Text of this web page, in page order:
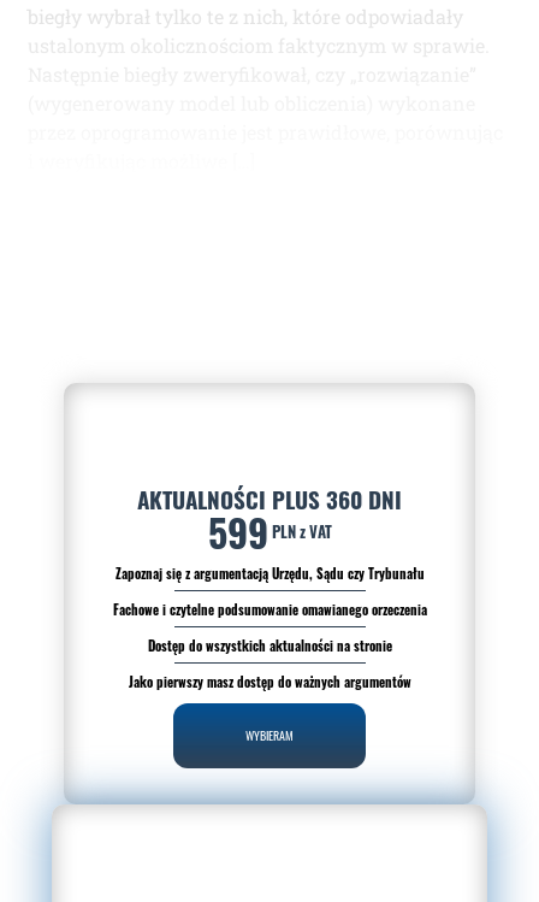
biegły wybrał tylko te z nich, które odpowiadały
ustalonym okolicznościom faktycznym w sprawie.
AKTUALNOŚCI PLUS 360 DNI
599 PLN z VAT
Zapoznaj się z argumentacją Urzędu, Sądu czy Trybunału
Fachowe i czytelne podsumowanie omawianego orzeczenia
Dostęp do wszystkich aktualności na stronie
Jako pierwszy masz dostęp do ważnych argumentów
WYBIERAM